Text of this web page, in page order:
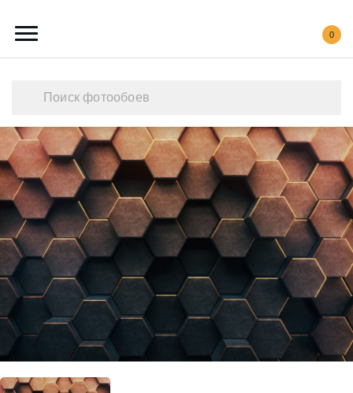
0
Каталог обоев
Наши работы
Создать свои фотообои
Акции
О нас
Контакты
+38 (097) 151 87 57